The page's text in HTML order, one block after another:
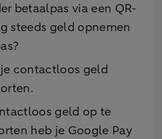
betaalpas via een QR-
steeds geld opnemen
contactloos geld
geld op te
heb je Google Pay